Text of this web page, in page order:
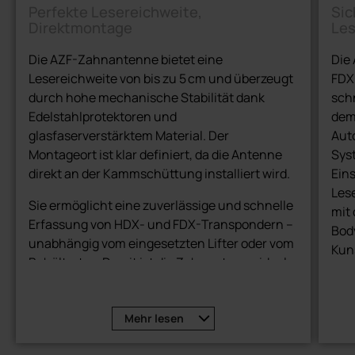
Die AZF-Zahnantenne bietet eine
Lesereichweite von bis zu 5 cm und überzeugt
durch hohe mechanische Stabilität dank
Edelstahlprotektoren und
glasfaserverstärktem Material. Der
Montageort ist klar definiert, da die Antenne
direkt an der Kammschüttung installiert wird.
Sie ermöglicht eine zuverlässige und schnelle
Erfassung von HDX- und FDX-Transpondern –
unabhängig vom eingesetzten Lifter oder vom
Behältertyp. Damit ist die Zahnantenne ideal
Mehr lesen
Die
mit